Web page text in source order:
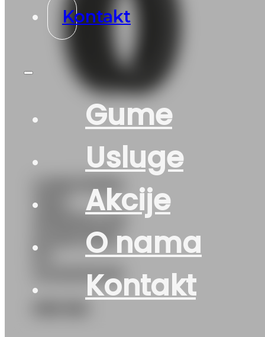
Kontakt
Gume
Usluge
Akcije
O nama
Kontakt
G285/75R16
116Q
DURATRAC
RT
GOODYEAR